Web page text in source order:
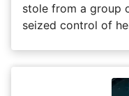
stole from a group
seized control of